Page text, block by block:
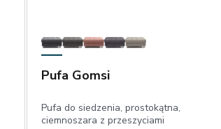
Pufa Gomsi
Pufa do siedzenia, prostokątna,
ciemnoszara z przeszyciami